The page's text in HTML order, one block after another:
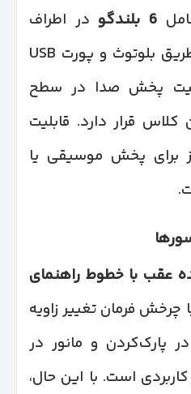
6 بلندگودر اطراف
کابین است. اتصال از طریق بلوتوث و پورت USB
پخش صدا در سطح
قرار دارد. قابلیت
برای پخش موسیقی یا
عقب با خطوط راهنمای
فرمان تغییر زاویه
پارک‌کردن و مانور در
است. با این حال،